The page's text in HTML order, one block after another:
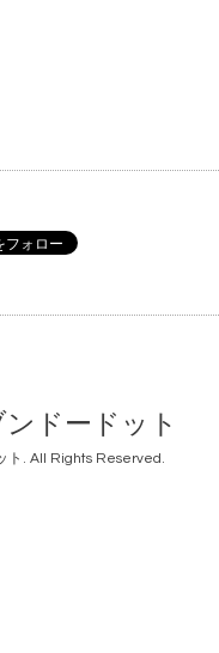
ンドードット
ト . All Rights Reserved.